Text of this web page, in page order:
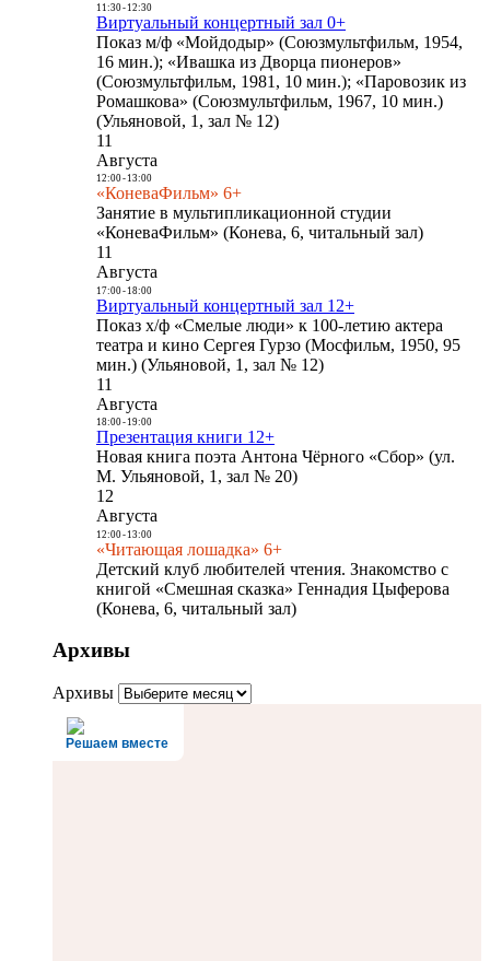
11:30- 12:30
Виртуальный концертный зал 0+
Показ м/ф «Мойдодыр» (Союзмультфильм, 1954,
16 мин.); «Ивашка из Дворца пионеров»
(Союзмультфильм, 1981, 10 мин.); «Паровозик из
Ромашкова» (Союзмультфильм, 1967, 10 мин.)
(Ульяновой, 1, зал № 12)
11
Августа
12:00- 13:00
«КоневаФильм» 6+
Занятие в мультипликационной студии
«КоневаФильм» (Конева, 6, читальный зал)
11
Августа
17:00- 18:00
Виртуальный концертный зал 12+
Показ х/ф «Смелые люди» к 100-летию актера
театра и кино Сергея Гурзо (Мосфильм, 1950, 95
мин.) (Ульяновой, 1, зал № 12)
11
Августа
18:00- 19:00
Презентация книги 12+
Новая книга поэта Антона Чёрного «Сбор» (ул.
М. Ульяновой, 1, зал № 20)
12
Августа
12:00- 13:00
«Читающая лошадка» 6+
Детский клуб любителей чтения. Знакомство с
книгой «Смешная сказка» Геннадия Цыферова
(Конева, 6, читальный зал)
Архивы
Архивы
Решаем вместе